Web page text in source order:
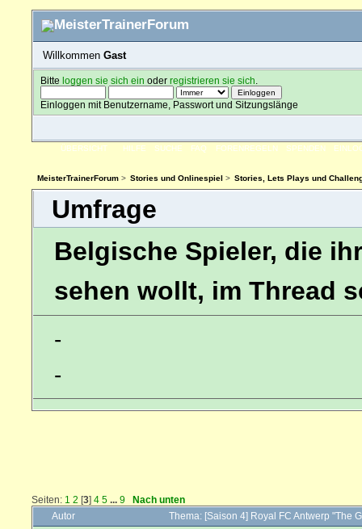
Willkommen Gast
Bitteloggen sie sich ein oderregistrieren sie sich
Einloggen mit Benutzername, Passwort und Sitzungslänge
ÜBERSICHT HILFE SUCHE FAQ FORENREGELN SPENDEN
MeisterTrainerForum> Stories und Onlinespiel > Stories, Lets Plays und
Umfrage
Belgische Spieler, die
sehen wollt, im Thread
-
-
Seiten: 1 2 [3]4 5 ...9 Nach unten
Autor Thema: [Saison 4] Royal FC Antwerp "The